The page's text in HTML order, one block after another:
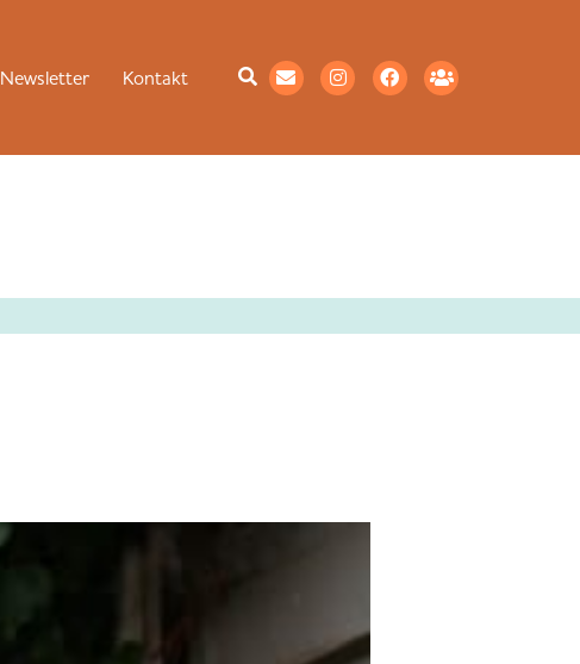
Newsletter Kontakt